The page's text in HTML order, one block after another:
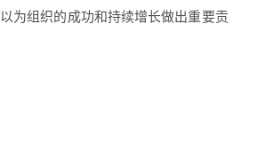
为组织的成功和持续增长做出重要贡